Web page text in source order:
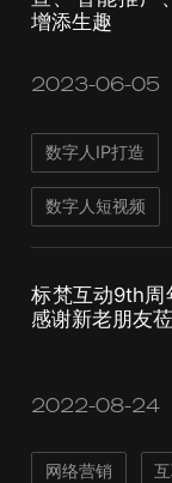
增添生趣
2023-06-05
数字人IP打造
数字人短视频
标梵互动9th周
感谢新老朋友
2022-08-24
网络营销